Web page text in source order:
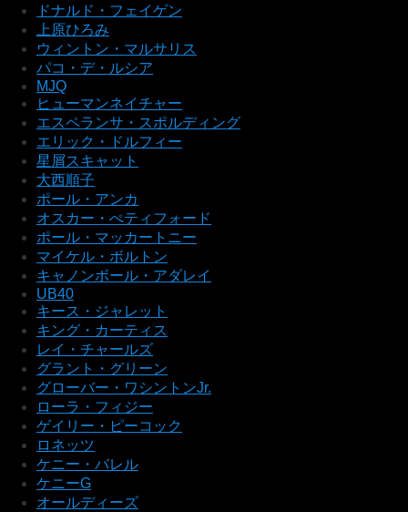
ドナルド・フェイゲン
上原ひろみ
ウィントン・マルサリス
パコ・デ・ルシア
MJQ
ヒューマンネイチャー
エスペランサ・スポルディング
エリック・ドルフィー
星屑スキャット
大西順子
ポール・アンカ
オスカー・ぺティフォード
ポール・マッカートニー
マイケル・ボルトン
キャノンボール・アダレイ
UB40
キース・ジャレット
キング・カーティス
レイ・チャールズ
グラント・グリーン
グローバー・ワシントンJr.
ローラ・フィジー
ゲイリー・ピーコック
ロネッツ
ケニー・バレル
ケニーG
オールディーズ